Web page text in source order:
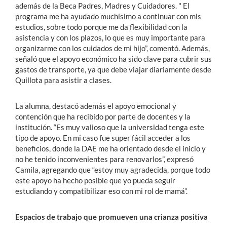
además de la Beca Padres, Madres y Cuidadores. " El
programa me ha ayudado muchísimo a continuar con mis
estudios, sobre todo porque me da flexibilidad con la
asistencia y con los plazos, lo que es muy importante para
organizarme con los cuidados de mi hijo”, comentó. Además,
señaló que el apoyo económico ha sido clave para cubrir sus
gastos de transporte, ya que debe viajar diariamente desde
Quillota para asistir a clases.
La alumna, destacó además el apoyo emocional y
contención que ha recibido por parte de docentes y la
institución. “Es muy valioso que la universidad tenga este
tipo de apoyo. En mi caso fue super fácil acceder a los
beneficios, donde la DAE me ha orientado desde el inicio y
no he tenido inconvenientes para renovarlos”, expresó
Camila, agregando que “estoy muy agradecida, porque todo
este apoyo ha hecho posible que yo pueda seguir
estudiando y compatibilizar eso con mi rol de mamá”.
Espacios de trabajo que promueven una crianza positiva